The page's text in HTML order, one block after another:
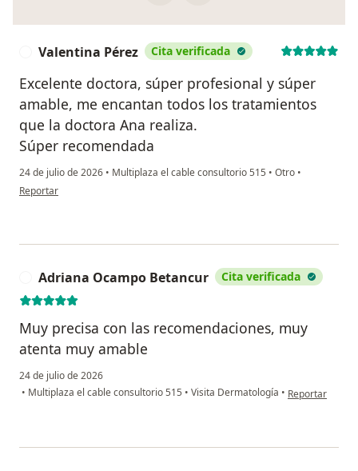
Valentina Pérez Cita verificada
Excelente doctora, súper profesional y súper
amable, me encantan todos los tratamientos
que la doctora Ana realiza.
Súper recomendada
24 de julio de 2026 • Multiplaza el cable consultorio 515 • Otro •
en opinión del usuario Valentina Pérez
Reportar
Adriana Ocampo Betancur Cita verificada
Muy precisa con las recomendaciones, muy
atenta muy amable
24 de julio de 2026
• Multiplaza el cable consultorio 515 • Visita Dermatología • en opinión del
Reportar